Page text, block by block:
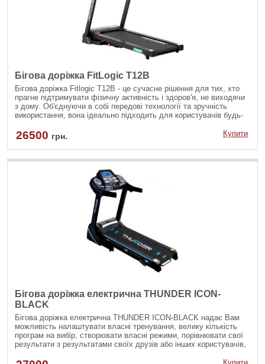
Бігова доріжка FitLogic T12B
Бігова доріжка Fitlogic T12B - це сучасне рішення для тих, хто
прагне підтримувати фізичну активність і здоров'я, не виходячи
з дому. Об'єднуючи в собі передові технології та зручність
використання, вона ідеально підходить для користувачів будь-
різноманітність тренувальних режимів, а й забезпечує високу
безпеку і комфорт під час занять, роблячи її відмінним вибором
для домашніх тренувань.
26500 грн. Купити
Бігова доріжка електрична THUNDER ICON-
BLACK
Бігова доріжка електрична THUNDER ICON-BLACK надає Вам
можливість налаштувати власні тренування, велику кількість
програм на вибір, створювати власні режими, порівнювати свої
результати з результатами своїх друзів або інших користувачів,
з польськими містами!